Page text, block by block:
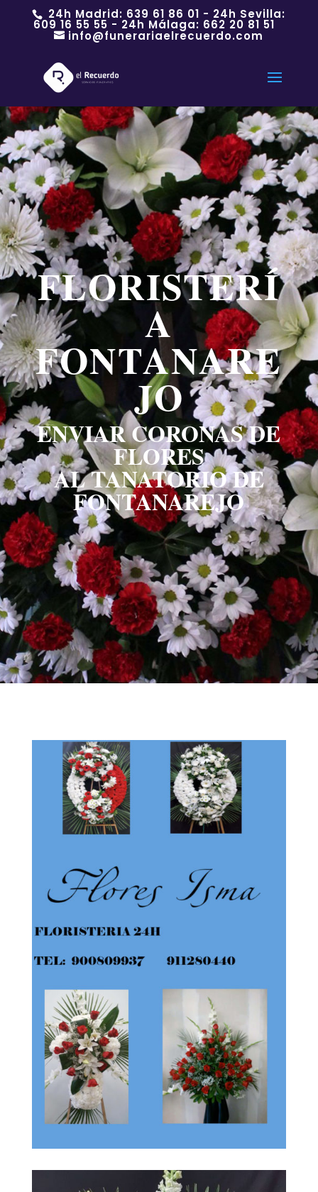
24h Madrid: 639 61 86 01 - 24h Sevilla:
609 16 55 55 - 24h Málaga: 662 20 81 51
info@funerariaelrecuerdo.com
FLORISTERÍ
A
FONTANARE
JO
ENVIAR CORONAS DE
FLORES
AL TANATORIO DE
FONTANAREJO